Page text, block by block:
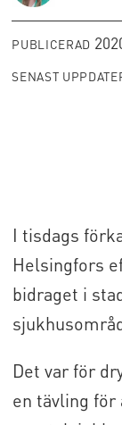
PUBLICERAD
SENAST
I tisdags
Helsingfors
bidraget i
Det var för
en tävling